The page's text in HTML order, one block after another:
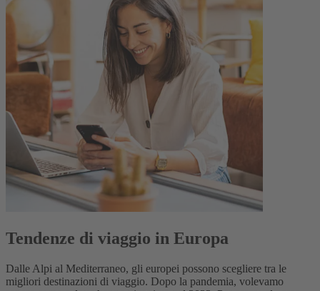
Tendenze di viaggio in Europa
Dalle Alpi al Mediterraneo, gli europei possono scegliere tra le
migliori destinazioni di viaggio. Dopo la pandemia, volevamo